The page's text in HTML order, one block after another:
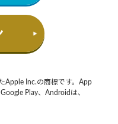
Apple Inc.の商標です。App
Play、Androidは、